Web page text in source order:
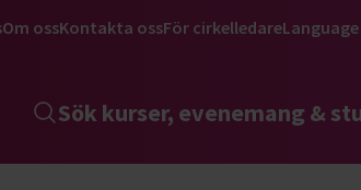
Om ossKontakta ossFör cirkelledareLanguage
Sök kurser, evenemang &